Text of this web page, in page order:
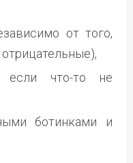
от того,
если что-то не
ботинками и